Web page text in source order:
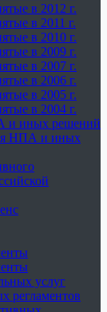
в 2012 г.
в 2011 г.
в 2010 г.
в 2009 г.
в 2007 г.
в 2006 г.
в 2005 г.
в 2004 г.
и иных решений
НПА и иных
услуг
регламентов